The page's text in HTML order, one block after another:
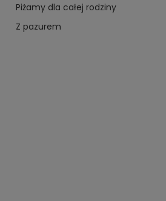
Piżamy dla całej rodziny
Z pazurem